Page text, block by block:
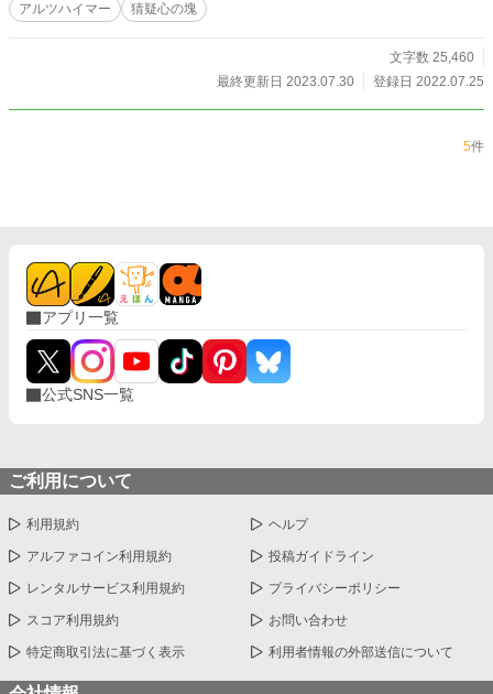
アルツハイマー
猜疑心の塊
文字数 25,460
最終更新日 2023.07.30
登録日 2022.07.25
5件
アプリ一覧
公式SNS一覧
ご利用について
利用規約 ヘルプ
アルファコイン利用規約 投稿ガイドライン
レンタルサービス利用規約 プライバシーポリシー
スコア利用規約 お問い合わせ
特定商取引法に基づく表示 利用者情報の外部送信について